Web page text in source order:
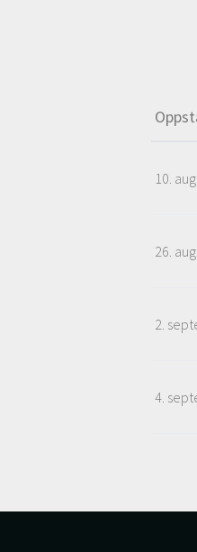
10.
26.
2.
4.